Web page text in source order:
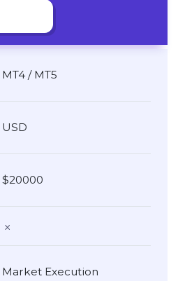
MT4 / MT5
USD
$20000
Market Execution